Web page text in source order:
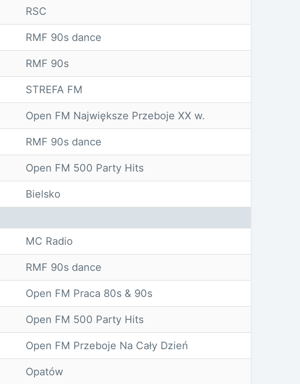
RSC
RMF 90s dance
RMF 90s
STREFA FM
Open FM Największe Przeboje XX w.
RMF 90s dance
Open FM 500 Party Hits
Bielsko
MC Radio
RMF 90s dance
Open FM Praca 80s & 90s
Open FM 500 Party Hits
Open FM Przeboje Na Cały Dzień
Opatów